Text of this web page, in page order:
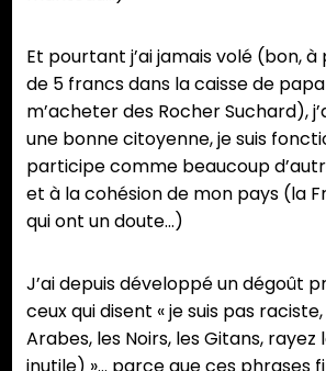
Et pourtant j’ai jamais volé (bon,
de 5 francs dans la caisse de
m’acheter des Rocher Suchard),
une bonne citoyenne, je suis
participe comme beaucoup
et à la cohésion de mon pays (la
qui ont un doute…)
J’ai depuis développé un dégoût
ceux qui disent « je suis pas
Arabes, les Noirs, les Gitans,